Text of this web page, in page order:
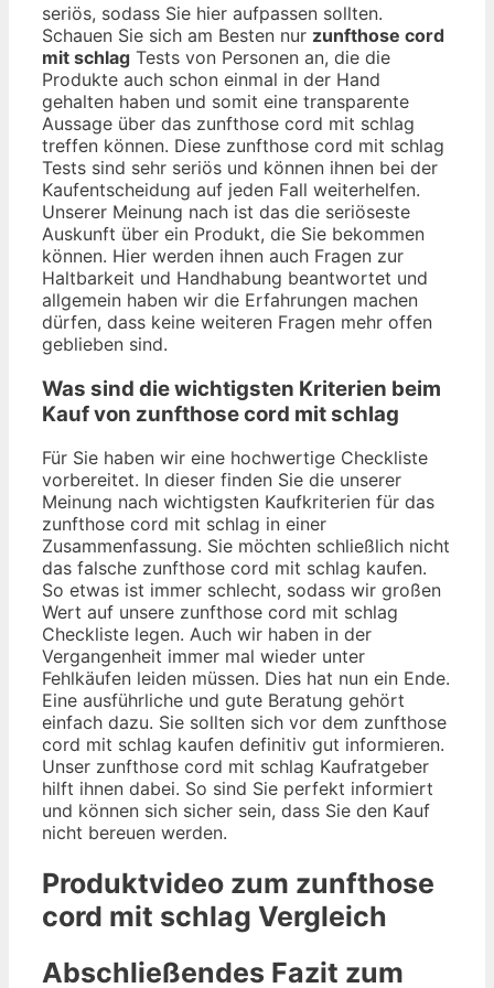
seriös, sodass Sie hier aufpassen sollten.
Schauen Sie sich am Besten nur zunfthose cord
mit schlag Tests von Personen an, die die
Produkte auch schon einmal in der Hand
gehalten haben und somit eine transparente
Aussage über das zunfthose cord mit schlag
treffen können. Diese zunfthose cord mit schlag
Tests sind sehr seriös und können ihnen bei der
Kaufentscheidung auf jeden Fall weiterhelfen.
Unserer Meinung nach ist das die seriöseste
Auskunft über ein Produkt, die Sie bekommen
können. Hier werden ihnen auch Fragen zur
Haltbarkeit und Handhabung beantwortet und
allgemein haben wir die Erfahrungen machen
dürfen, dass keine weiteren Fragen mehr offen
geblieben sind.
Was sind die wichtigsten Kriterien beim
Kauf von zunfthose cord mit schlag
Für Sie haben wir eine hochwertige Checkliste
vorbereitet. In dieser finden Sie die unserer
Meinung nach wichtigsten Kaufkriterien für das
zunfthose cord mit schlag in einer
Zusammenfassung. Sie möchten schließlich nicht
das falsche zunfthose cord mit schlag kaufen.
So etwas ist immer schlecht, sodass wir großen
Wert auf unsere zunfthose cord mit schlag
Checkliste legen. Auch wir haben in der
Vergangenheit immer mal wieder unter
Fehlkäufen leiden müssen. Dies hat nun ein Ende.
Eine ausführliche und gute Beratung gehört
einfach dazu. Sie sollten sich vor dem zunfthose
cord mit schlag kaufen definitiv gut informieren.
Unser zunfthose cord mit schlag Kaufratgeber
hilft ihnen dabei. So sind Sie perfekt informiert
und können sich sicher sein, dass Sie den Kauf
nicht bereuen werden.
Produktvideo zum zunfthose
cord mit schlag Vergleich
Abschließendes Fazit zum